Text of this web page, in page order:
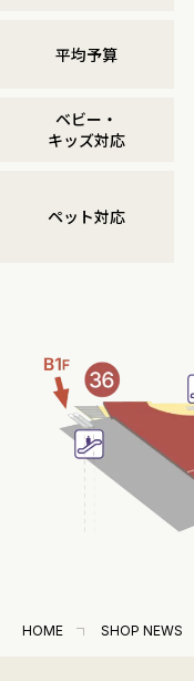
平均予算
ベビー・
キッズ対応
ペット対応
HOME SHOP NEWS